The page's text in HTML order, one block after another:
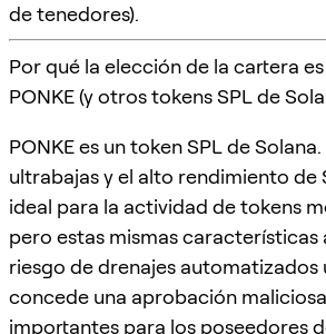
de tenedores).
Por qué la elección de la cartera
PONKE (y otros tokens SPL de
PONKE es un token SPL de
ultrabajas y el alto rendimiento de
ideal para la actividad de tokens
pero estas mismas características
riesgo de drenajes automatizados
concede una aprobación
importantes para los poseedores